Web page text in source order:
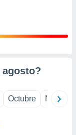
agosto?
Octubre